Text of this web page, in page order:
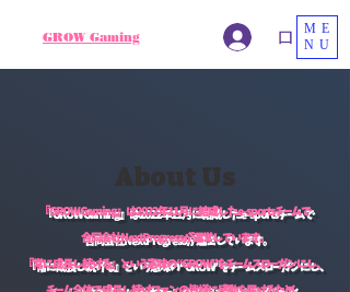
GROW Gaming ログイン
ME
NU
About Us
『GROW Gaming』は2022年11月に結成したe-sportsチームで
合同会社NextProgressが運営しています。
『常に成長し続ける』という意味の“GROW”をチームスローガンにし、
チーム全体で成長し続けファンの皆様に感動を届けるため、